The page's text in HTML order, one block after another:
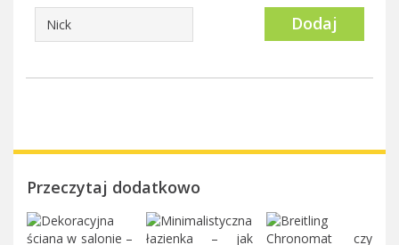
Dodaj
Przeczytaj dodatkowo